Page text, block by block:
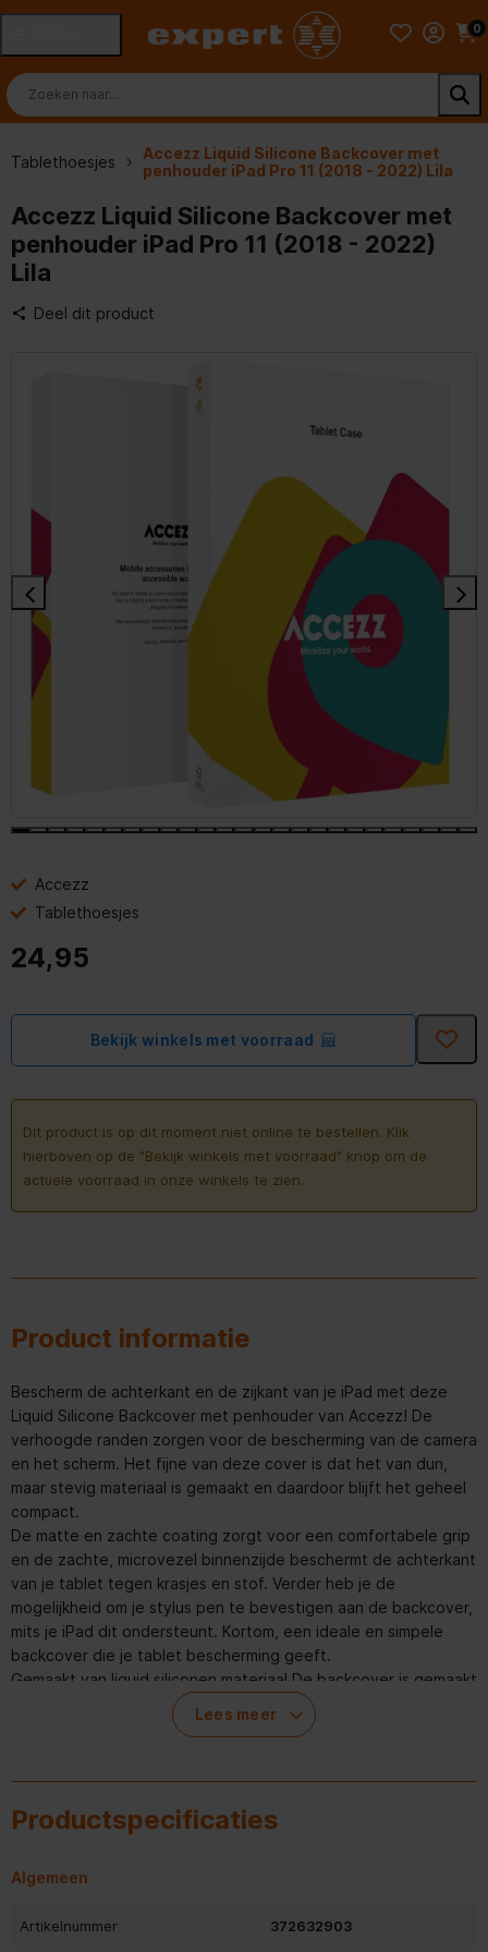
0
Tablethoesjes
Accezz Liquid Silicone Backcover met
penhouder iPad Pro 11 (2018 - 2022) Lila
Accezz Liquid Silicone Backcover met
penhouder iPad Pro 11 (2018 - 2022)
Lila
Deel dit product
Accezz
Tablethoesjes
24,95
Bekijk winkels met voorraad
Dit product is op dit moment niet online te bestellen. Klik
hierboven op de "Bekijk winkels met voorraad" knop om de
actuele voorraad in onze winkels te zien.
Product informatie
Bescherm de achterkant en de zijkant van je iPad met deze
Liquid Silicone Backcover met penhouder van Accezz! De
verhoogde randen zorgen voor de bescherming van de camera
en het scherm. Het fijne van deze cover is dat het van dun,
maar stevig materiaal is gemaakt en daardoor blijft het geheel
compact.
De matte en zachte coating zorgt voor een comfortabele grip
en de zachte, microvezel binnenzijde beschermt de achterkant
van je tablet tegen krasjes en stof. Verder heb je de
mogelijkheid om je stylus pen te bevestigen aan de backcover,
mits je iPad dit ondersteunt. Kortom, een ideale en simpele
backcover die je tablet bescherming geeft.
Gemaakt van liquid siliconen materiaal De backcover is gemaakt
van liquid siliconen materiaal. Dit is harder dan siliconen
materiaal en is hierdoor steviger. Tevens maak je de hoes
Beschermt achterkant en zijkant De backcover biedt
perfecte pasvorm van de hoes sluit naadloos aan bij je iPad,
Bovendien blijven alle poorten en knoppen volledig
Lees meer
Productspecificaties
Algemeen
Artikelnummer 372632903